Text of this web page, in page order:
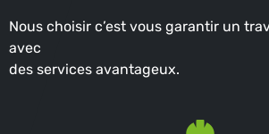
Nous choisir c’est vous garantir un
avec
des services avantageux.